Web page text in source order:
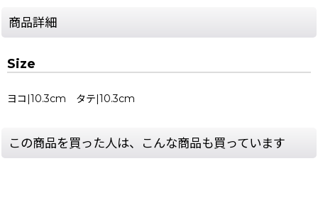
商品詳細
Size
ヨコ|10.3cm タテ|10.3cm
この商品を買った人は、こんな商品も買っています